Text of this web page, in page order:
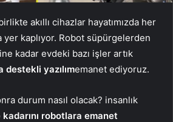
akıllı cihazlar hayatımızda her
yer kaplıyor. Robot süpürgelerden
kadar evdeki bazı işler artık
destekli yazılımemanet ediyoruz.
durum nasıl olacak? insanlık
robotlara emanet